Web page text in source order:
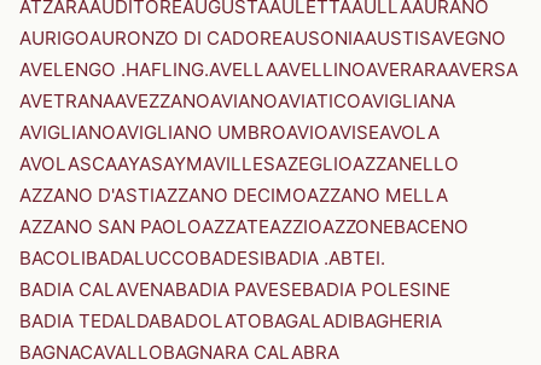
ATZARAAUDITOREAUGUSTAAULETTAAULLAAURANO
AURIGOAURONZO DI CADOREAUSONIAAUSTISAVEGNO
AVELENGO .HAFLING.AVELLAAVELLINOAVERARAAVERSA
AVETRANAAVEZZANOAVIANOAVIATICOAVIGLIANA
AVIGLIANOAVIGLIANO UMBROAVIOAVISEAVOLA
AVOLASCAAYASAYMAVILLESAZEGLIOAZZANELLO
AZZANO D'ASTIAZZANO DECIMOAZZANO MELLA
AZZANO SAN PAOLOAZZATEAZZIOAZZONEBACENO
BACOLIBADALUCCOBADESIBADIA .ABTEI.
BADIA CALAVENABADIA PAVESEBADIA POLESINE
BADIA TEDALDABADOLATOBAGALADIBAGHERIA
BAGNACAVALLOBAGNARA CALABRA